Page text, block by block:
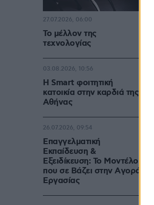
Το μέλλον της
τεχνολογίας
27.07.2026, 06:00
Η Smart φοιτητική
κατοικία στην καρδιά της
Αθήνας
03.08.2026, 10:56
Επαγγελματική
Εκπαίδευση &
Εξειδίκευση: Το Mοντέλο
που σε Bάζει στην Aγορά
Eργασίας
26.07.2026, 09:54